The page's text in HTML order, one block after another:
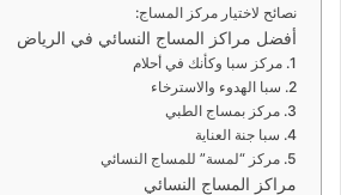
نصائح لاختيار مركز المساج:
أفضل مراكز المساج النسائي في الرياض
1. مركز سبا وكأنك في أحلام
2. سبا الهدوء والاسترخاء
3. مركز بمساج الطبي
4. سبا جنة العناية
5. مركز “لمسة” للمساج النسائي
مراكز المساج النسائي